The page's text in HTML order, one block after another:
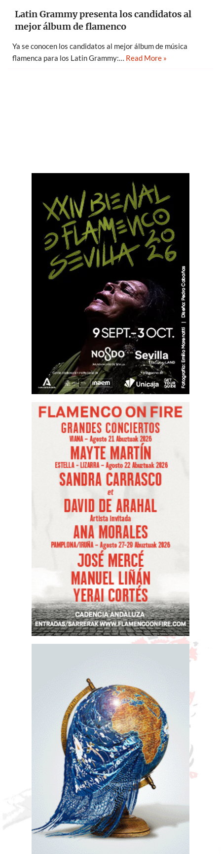
Latin Grammy presenta los candidatos al
mejor álbum de flamenco
Ya se conocen los candidatos al mejor álbum de música
flamenca para los Latin Grammy:… Read More »